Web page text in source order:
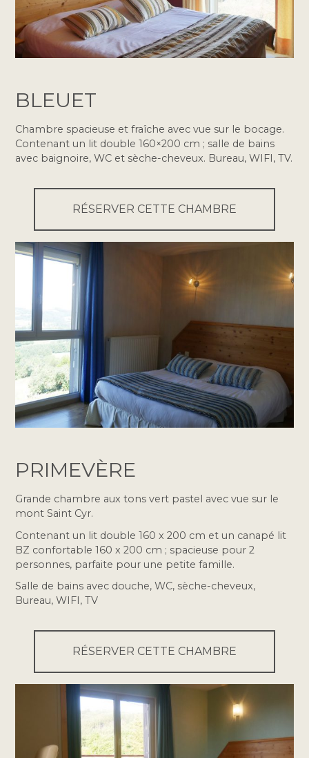
BLEUET
Chambre spacieuse et fraîche avec vue sur le bocage.
Contenant un lit double 160×200 cm ; salle de bains
avec baignoire, WC et sèche-cheveux. Bureau, WIFI, TV.
RÉSERVER CETTE CHAMBRE
PRIMEVÈRE
Grande chambre aux tons vert pastel avec vue sur le
mont Saint Cyr.
Contenant un lit double 160 x 200 cm et un canapé lit
BZ confortable 160 x 200 cm ; spacieuse pour 2
personnes, parfaite pour une petite famille.
Salle de bains avec douche, WC, sèche-cheveux,
Bureau, WIFI, TV
RÉSERVER CETTE CHAMBRE